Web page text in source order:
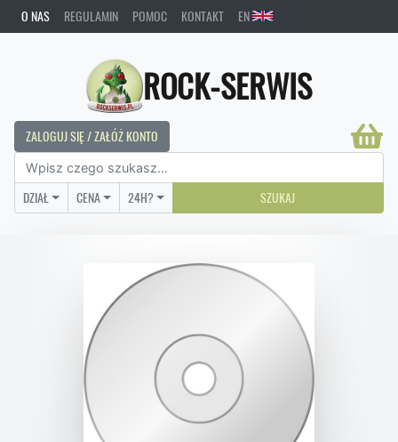
O NAS REGULAMIN POMOC KONTAKT EN
ROCK-SERWIS
ZALOGUJ SIĘ / ZAŁÓŻ KONTO
DZIAŁ CENA 24H? SZUKAJ